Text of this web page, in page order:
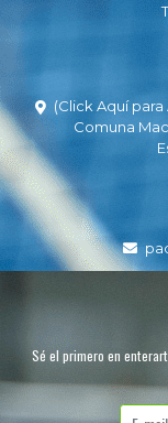
(Click Aquí
Comuna
Sé el primero en